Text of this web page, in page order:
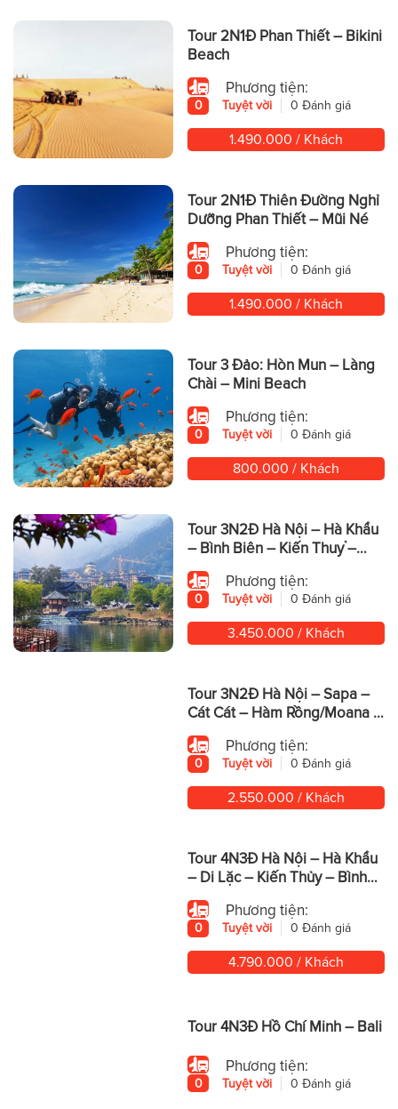
Tour 2N1Đ Phan Thiết – Bikini
Beach
Phương tiện:
0 Tuyệt vời 0 Đánh giá
1.490.000 / Khách
Tour 2N1Đ Thiên Đường Nghỉ
Dưỡng Phan Thiết – Mũi Né
Phương tiện:
0 Tuyệt vời 0 Đánh giá
1.490.000 / Khách
Tour 3 Đảo: Hòn Mun – Làng
Chài – Mini Beach
Phương tiện:
0 Tuyệt vời 0 Đánh giá
800.000 / Khách
Tour 3N2Đ Hà Nội – Hà Khẩu
– Bình Biên – Kiến Thuỷ –
Động Yến Tử – Mông Tự
Phương tiện:
0 Tuyệt vời 0 Đánh giá
3.450.000 / Khách
Tour 3N2Đ Hà Nội – Sapa –
Cát Cát – Hàm Rồng/Moana –
Fansipan
Phương tiện:
0 Tuyệt vời 0 Đánh giá
2.550.000 / Khách
Tour 4N3Đ Hà Nội – Hà Khẩu
– Di Lặc – Kiến Thủy – Bình
Biên – Mông Tự
Phương tiện:
0 Tuyệt vời 0 Đánh giá
4.790.000 / Khách
Tour 4N3Đ Hồ Chí Minh – Bali
Phương tiện:
0 Tuyệt vời 0 Đánh giá